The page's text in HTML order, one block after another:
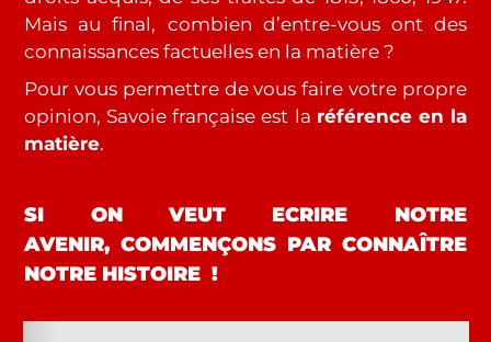
Mais au final, combien d’entre-vous ont des
connaissances factuelles en la matière ?
Pour vous permettre de vous faire votre propre
opinion, Savoie française est la référence en la
matière.
SI ON VEUT ECRIRE NOTRE
AVENIR, COMMENÇONS PAR CONNAÎTRE
NOTRE HISTOIRE !